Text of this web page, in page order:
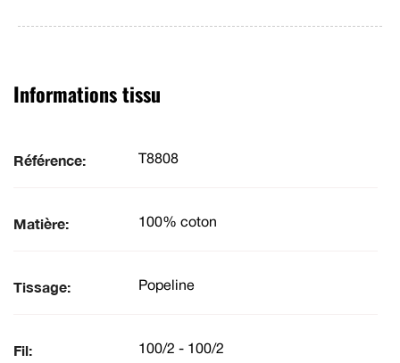
Informations tissu
Référence: T8808
Matière: 100% coton
Tissage: Popeline
Fil: 100/2 - 100/2